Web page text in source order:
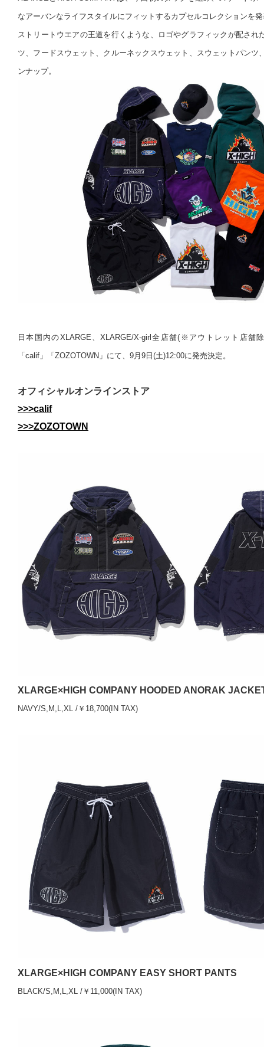
なアーバンなライフスタイルにフィットするカプセルコレクションを
ストリートウエアの王道を行くような、ロゴやグラフィックが配され
ツ、フードスウェット、クルーネックスウェット、スウェットパンツ
ンナップ。
日本国内のXLARGE、XLARGE/X-girl全店舗(※アウトレット店舗
「calif」「ZOZOTOWN」にて、9月9日(土)12:00に発売決定。
オフィシャルオンラインストア
>>>calif
>>>ZOZOTOWN
XLARGE×HIGH COMPANY HOODED ANORAK
NAVY/S,M,L,XL /￥18,700(IN TAX)
XLARGE×HIGH COMPANY EASY SHORT PANTS
BLACK/S,M,L,XL /￥11,000(IN TAX)